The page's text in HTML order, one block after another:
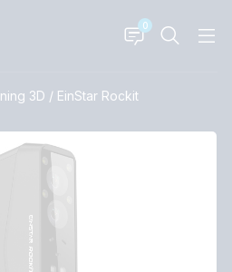
0
3D / EinStar Rockit